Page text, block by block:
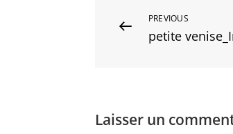
Navigation
Previous
Post
PREVIOUS
petite
Laisser un